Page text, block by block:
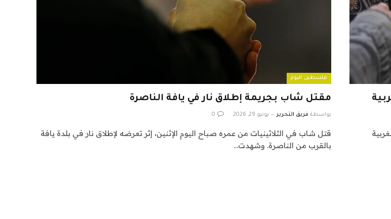
فلسطين اليوم
مقتل شاب بجريمة إطلاق نار في يافة الناصرة
بواسطة فريق التحرير يونيو 29, 2026 0
قتل شاب في الثلاثينيات من عمره صباح اليوم الإثنين، إثر تعرضه لإطلاق نار في بلدة يافة
بالقرب من الناصرة. وشهدت…